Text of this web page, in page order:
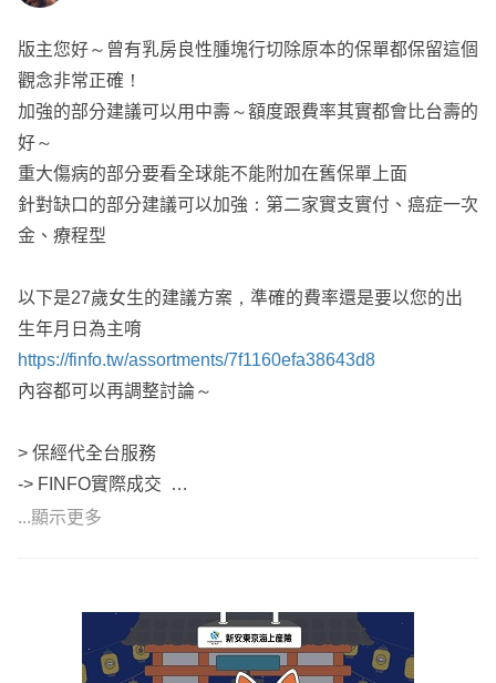
不建議規劃台壽實支的原因
1、住院雜費與住院手術費合併額度計算(中壽是分開額度計
算
2、住院、門診手術皆有2-2-7/3-3-4-3限制(中壽僅有門診手
術有2-2-7/3-3-4-3限制，住院手術看手術表，不在手術表協
議理賠)
故建議先以全球重大傷病為主
我可以協助您送件並提供後續服務
🔺服務於錠嵂保險經紀人公司
🔺服務全台各地
🔺已協助網站裡近百位保戶完成保險規劃
🔺擅長商品分析跟條款研究，可以為您找到合適的保險規劃
#諮詢時麻煩您留下您的Line或電話，方便我們後續討論
重大傷病可以直接附加在全球PHB主約底下
🎯建議可以參考中壽+安聯的規劃
初步搭配方案給您參考:https://finfo.tw/assortments/8b852c5
560ef307b
👉🏻詳細內容再依照需求與預算來調整成專屬方案
若需服務人員，可協助您投保送件及提供後續服務
位保戶規劃專屬的保障
想要進一步諮詢歡迎主動點擊『
或手機號碼 以利後續討論😊
版主您好～曾有乳房良性腫塊行切除原本的保單都保留這個
觀念非常正確！
加強的部分建議可以用中壽～額度跟費率其實都會比台壽的
好～
重大傷病的部分要看全球能不能附加在舊保單上面
針對缺口的部分建議可以加強：第二家實支實付、癌症一次
金、療程型
以下是27歲女生的建議方案，準確的費率還是要以您的出
生年月日為主唷
https://finfo.tw/assortments/7f1160efa38643d8
內容都可以再調整討論～
> 保經代全台服務
-> FINFO實際成交
-> 服務理念：細心服務每一位客戶
希望有機會能夠與您進一步的討論☺️
...顯示更多